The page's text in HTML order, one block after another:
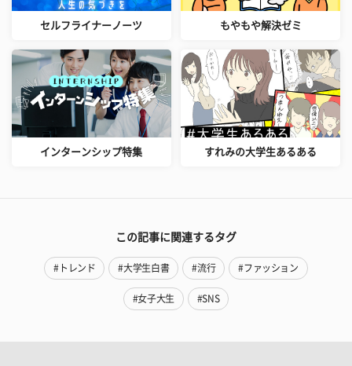
セルフライナーノーツ もやもや解決ゼミ
インターンシップ特集 すれみの大学生あるある
この記事に関連するタグ
#トレンド #大学生白書 #流行 #ファッション
#女子大生 #SNS